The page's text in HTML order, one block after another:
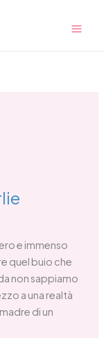
e immenso
quel buio che
non sappiamo
a una realtà
di un